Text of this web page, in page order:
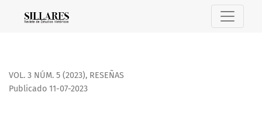
Chantal Cramaussel Vallet y Celso Carrillo Valdés.
VOL. 3 NÚM. 5 (2023), RESEÑAS
Publicado 11-07-2023